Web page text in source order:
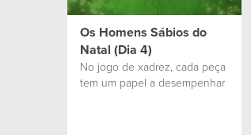
Os Homens Sábios do
Natal (Dia 4)
No jogo de xadrez, cada peça
tem um papel a desempenhar